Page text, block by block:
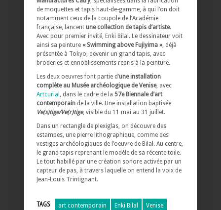
de moquettes et tapis haut-de-gamme, à qui l’on doit
notamment ceux de la coupole de l’Académie
française, lancent une collection de tapis d’artiste.
Avec pour premier invité, Enki Bilal. Le dessinateur voit
ainsi sa peinture « Swimming above Fujiyima », déjà
présentée à Tokyo, devenir un grand tapis, avec
broderies et ennoblissements repris à la peinture.
Les deux oeuvres font partie d’une installation
complète au Musée archéologique de Venise, avec
Artcurial , dans le cadre de la 57e Biennale d’art
contemporain de la ville. Une installation baptisée
Ve(s)tige/Ve(r)tige, visible du 11 mai au 31 juillet.
Dans un rectangle de plexiglas, on découvre des
estampes, une pierre lithographique, comme des
vestiges archéologiques de l’oeuvre de Bilal. Au centre,
le grand tapis reprenant le modèle de sa récente toile.
Le tout habillé par une création sonore activée par un
capteur de pas, à travers laquelle on entend la voix de
Jean-Louis Trintignant.
TAGS art contemporain Enki Bilal Venise